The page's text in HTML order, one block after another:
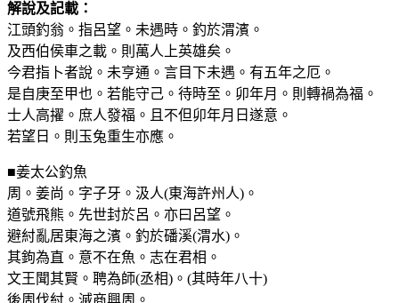
解說及記載：
江頭釣翁。指呂望。未遇時。釣於渭濱。
及西伯侯車之載。則萬人上英雄矣。
今君指卜者說。未亨通。言目下未遇。有五年之厄。
是自庚至甲也。若能守己。待時至。卯年月。則轉禍為福。
士人高擢。庶人發福。且不但卯年月日遂意。
若望日。則玉兔重生亦應。
■姜太公釣魚
周。姜尚。字子牙。汲人(東海許州人)。
道號飛熊。先世封於呂。亦曰呂望。
避紂亂居東海之濱。釣於磻溪(渭水)。
其鉤為直。意不在魚。志在君相。
文王聞其賢。聘為師(丞相)。(其時年八十)